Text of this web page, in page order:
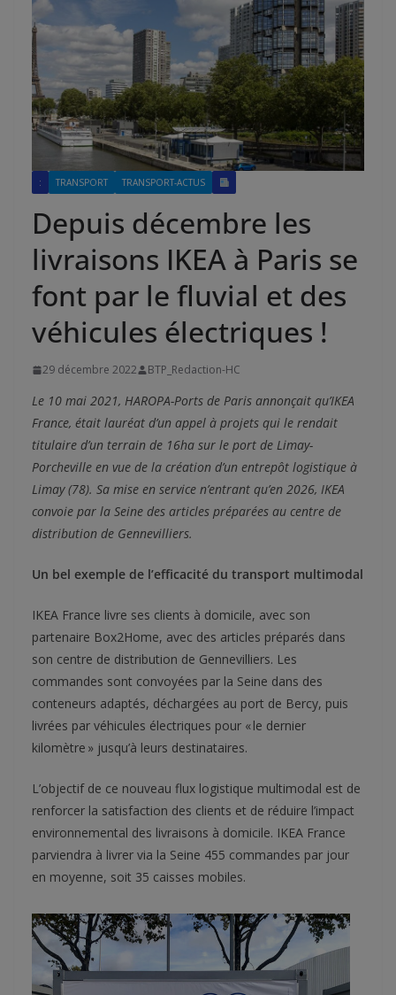
: TRANSPORT TRANSPORT-ACTUS
Depuis décembre les
livraisons IKEA à Paris se
font par le fluvial et des
véhicules électriques !
29 décembre 2022 BTP_Redaction-HC
Le 10 mai 2021, HAROPA-Ports de Paris annonçait qu’IKEA
France, était lauréat d’un appel à projets qui le rendait
titulaire d’un terrain de 16ha sur le port de Limay-
Porcheville en vue de la création d’un entrepôt logistique à
Limay (78). Sa mise en service n’entrant qu’en 2026, IKEA
convoie par la Seine des articles préparées au centre de
distribution de Gennevilliers.
Un bel exemple de l’efficacité du transport multimodal
IKEA France livre ses clients à domicile, avec son
partenaire Box2Home, avec des articles préparés dans
son centre de distribution de Gennevilliers. Les
commandes sont convoyées par la Seine dans des
conteneurs adaptés, déchargées au port de Bercy, puis
livrées par véhicules électriques pour « le dernier
kilomètre » jusqu’à leurs destinataires.
L’objectif de ce nouveau flux logistique multimodal est de
renforcer la satisfaction des clients et de réduire l’impact
environnemental des livraisons à domicile. IKEA France
parviendra à livrer via la Seine 455 commandes par jour
en moyenne, soit 35 caisses mobiles.